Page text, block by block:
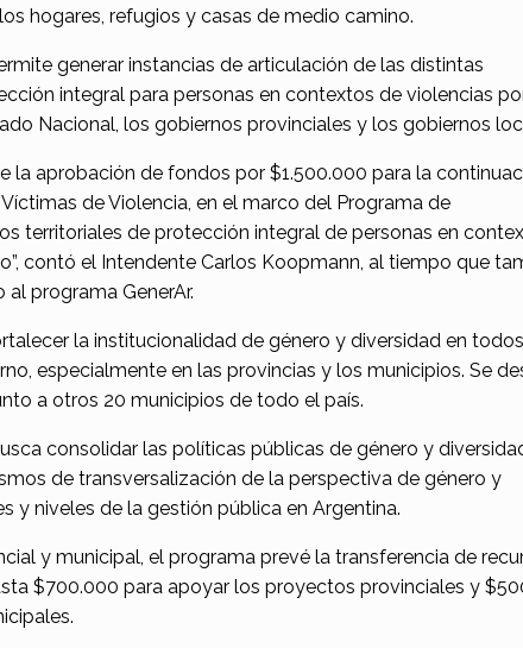
hogares, refugios y casas de medio camino.
generar instancias de articulación de las distintas
integral para personas en contextos de violencias
Nacional, los gobiernos provinciales y los gobiernos
la aprobación de fondos por $1.500.000 para la
de Violencia, en el marco del Programa de
territoriales de protección integral de personas en
contó el Intendente Carlos Koopmann, al tiempo que
programa GenerAr.
la institucionalidad de género y diversidad en
especialmente en las provincias y los municipios. Se
a otros 20 municipios de todo el país.
consolidar las políticas públicas de género y
de transversalización de la perspectiva de género y
y niveles de la gestión pública en Argentina.
y municipal, el programa prevé la transferencia de
$700.000 para apoyar los proyectos provinciales y